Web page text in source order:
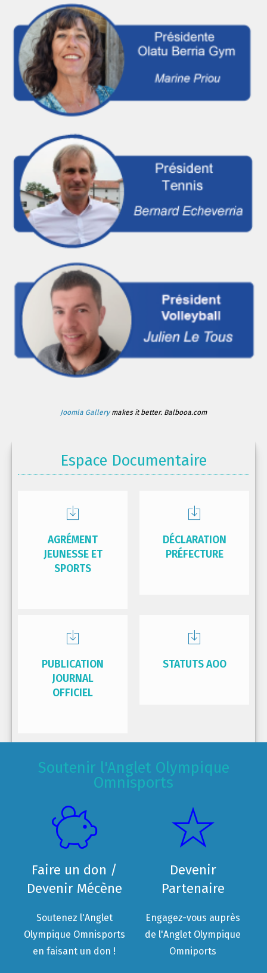
Joomla Gallerymakes it better. Balbooa.com
Espace Documentaire
AGRÉMENT
JEUNESSE ET
SPORTS
DÉCLARATION
PRÉFECTURE
PUBLICATION
JOURNAL
OFFICIEL
STATUTS AOO
Soutenir l'Anglet Olympique
Omnisports
Faire un don /
Devenir Mécène
Soutenez l'Anglet
Olympique Omnisports
en faisant un don !
Devenir
Partenaire
Engagez-vous auprès
de l'Anglet Olympique
Omniports